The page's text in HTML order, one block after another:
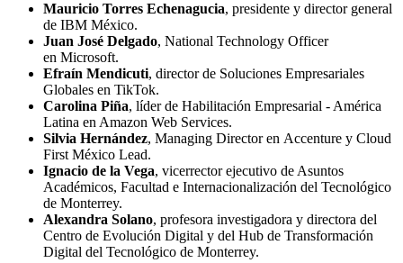
Mauricio Torres Echenagucia, presidente y director general
de IBM México.
Juan José Delgado, National Technology Officer
en Microsoft.
Efraín Mendicuti, director de Soluciones Empresariales
Globales en TikTok.
Carolina Piña, líder de Habilitación Empresarial - América
Latina en Amazon Web Services.
Silvia Hernández, Managing Director en Accenture y Cloud
First México Lead.
Ignacio de la Vega, vicerrector ejecutivo de Asuntos
Académicos, Facultad e Internacionalización del Tecnológico
de Monterrey.
Alexandra Solano, profesora investigadora y directora del
Centro de Evolución Digital y del Hub de Transformación
Digital del Tecnológico de Monterrey.